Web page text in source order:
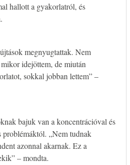
hallott a gyakorlatról, és
megnyugtattak. Nem
idejöttem, de miután
sokkal jobban lettem” –
bajuk van a koncentrációval és
problémáktól. „Nem tudnak
azonnal akarnak. Ez a
– mondta.